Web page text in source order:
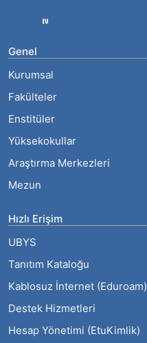
Genel
Kurumsal
Fakülteler
Enstitüler
Yüksekokullar
Araştırma Merkezleri
Mezun
Hızlı Erişim
UBYS
Tanıtım Kataloğu
Kablosuz İnternet (Eduroam)
Destek Hizmetleri
Hesap Yönetimi (EtuKimlik)